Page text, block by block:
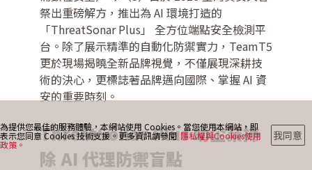
聯絡我們祭出重磅解方，推出為 AI 環境打造的
「ThreatSonar Plus」 全方位端點安全檢測平
台。除了展示精準的自動化防禦實力，TeamT5
更於現場揭曉全新品牌視覺，不僅展現深耕技
術的決心，更標誌著品牌邁向國際、掌握 AI 資
安的重要時刻。
ThreatSonar Plus 助企業掃
除 AI 代理防禦盲點
為提供您最佳的服務體驗，本網站使用 Cookies。當您使用本網站，即
表示您同意 Cookies 技術支援。更多資訊請參閱 隱私權與Cookies使用
政策。
我同意